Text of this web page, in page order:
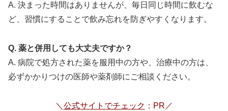
A. 決まった時間はありませんが、毎日同じ時間に飲むな
ど、習慣にすることで飲み忘れを防ぎやすくなります。
Q. 薬と併用しても大丈夫ですか？
A. 病院で処方された薬を服用中の方や、治療中の方は、
必ずかかりつけの医師や薬剤師にご相談ください。
＼ 公式サイトでチェック ：PR／